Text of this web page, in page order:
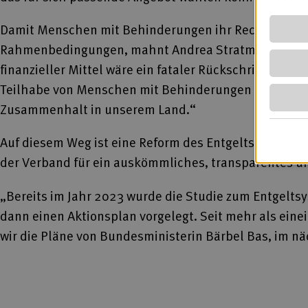
Damit Menschen mit Behinderungen ihr Recht auf
Rahmenbedingungen, mahnt Andrea Stratmann.
finanzieller Mittel wäre ein fataler Rückschritt für
Teilhabe von Menschen mit Behinderungen am
Zusammenhalt in unserem Land.“
Auf diesem Weg ist eine Reform des
der Verband für ein auskömmliches, transparentes
„Bereits im Jahr 2023 wurde die Studie zum
dann einen Aktionsplan vorgelegt. Seit mehr als
wir die Pläne von Bundesministerin Bärbel Bas, im